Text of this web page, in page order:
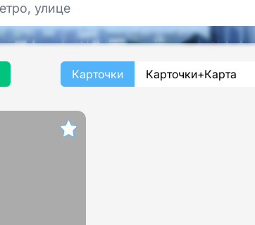
Карточки Карточки+Карта